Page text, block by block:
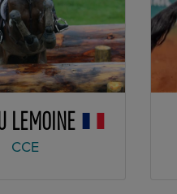
LEMOINE
CCE